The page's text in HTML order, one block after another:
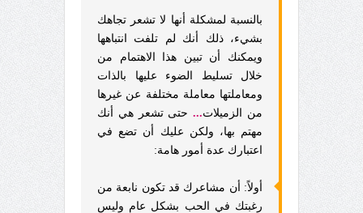
بالنسبة لمشكلة أنها لا تشعر تجاهك
بشيء، ذلك أنك لم تلفت انتباهها
ويمكنك أن تبين هذا الاهتمام من
خلال تسليط الضوء عليها بالذات
ومعاملتها معاملة مختلفة عن غيرها
من الزميلات...حتى تشعر هي أنك
مهتم بها، ولكن عليك أن تضع في
اعتبارك عدة أمور هامة:
أولاً: أن مشاعرك قد تكون نابعة من
رغبتك في الحب بشكل عام وليس